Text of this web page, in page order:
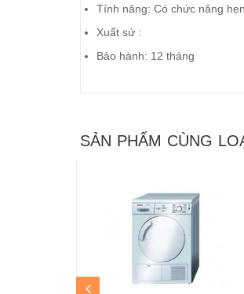
Tính năng: Có chức năng
Xuất sứ :
Bảo hành: 12 tháng
SẢN PHẨM CÙNG